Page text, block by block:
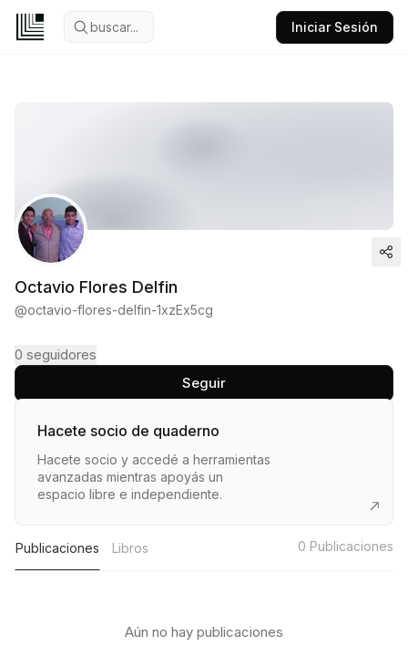
buscar... Iniciar Sesión
Octavio Flores Delfin
@octavio-flores-delfin-1xzEx5cg
0 seguidores
Seguir
Hacete socio de quaderno
Hacete socio y accedé a herramientas
avanzadas mientras apoyás un
espacio libre e independiente.
Publicaciones Libros 0 Publicaciones
Aún no hay publicaciones